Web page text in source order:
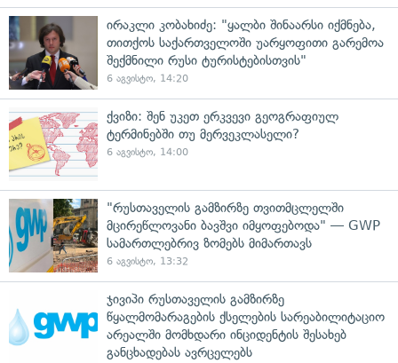
ირაკლი კობახიძე: "ყალბი შინაარსი იქმნება,
თითქოს საქართველოში უარყოფითი გარემოა
შექმნილი რუსი ტურისტებისთვის"
6 აგვისტო, 14:20
ქვიზი: შენ უკეთ ერკვევი გეოგრაფიულ
ტერმინებში თუ მერვეკლასელი?
6 აგვისტო, 14:00
"რუსთაველის გამზირზე თვითმცლელში
მცირეწლოვანი ბავშვი იმყოფებოდა" — GWP
სამართლებრივ ზომებს მიმართავს
6 აგვისტო, 13:32
ჯივიპი რუსთაველის გამზირზე
წყალმომარაგების ქსელების სარეაბილიტაციო
არეალში მომხდარი ინციდენტის შესახებ
განცხადებას ავრცელებს